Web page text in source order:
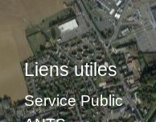
Liens utiles
Service Public